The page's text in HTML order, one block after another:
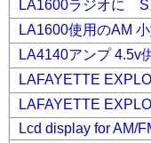
LA1600ラジオに S
LA1600使用のAM
LA4140アンプ 4.5v
LAFAYETTE
LAFAYETTE
Lcd display for AM/